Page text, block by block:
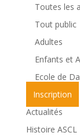
Toutes les
Tout public
Adultes
Enfants et
Ecole de
Inscription
Actualités
Histoire ASCL